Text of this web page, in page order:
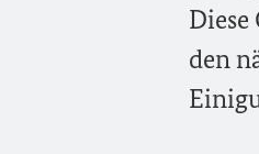
den